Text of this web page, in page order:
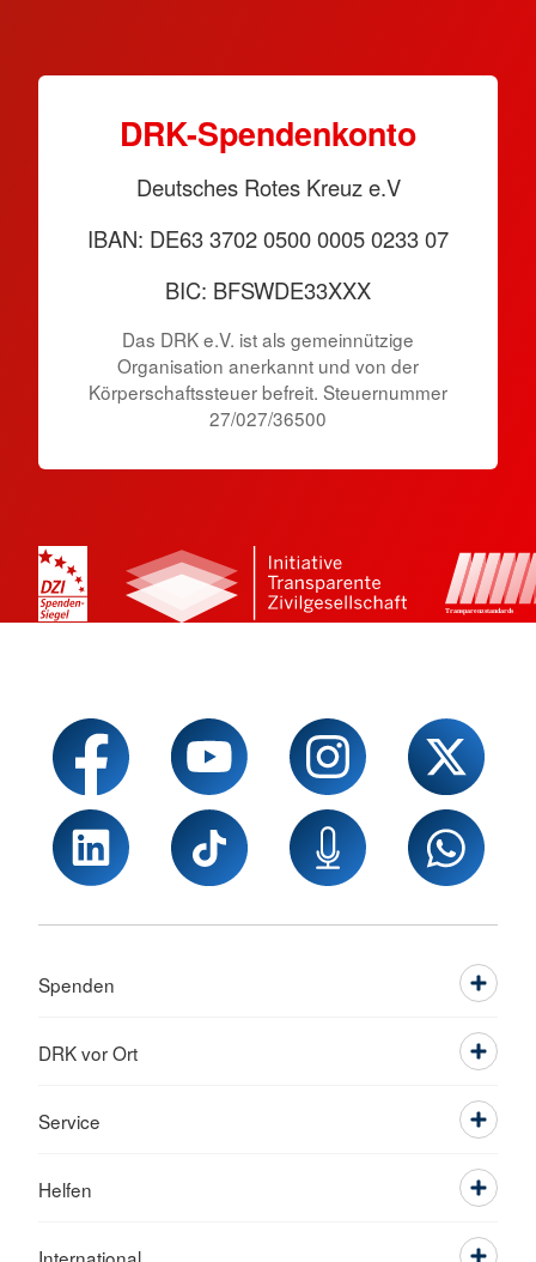
DRK-Spendenkonto
Deutsches Rotes Kreuz e.V
IBAN: DE63 3702 0500 0005 0233 07
BIC: BFSWDE33XXX
Das DRK e.V. ist als gemeinnützige
Organisation anerkannt und von der
Körperschaftssteuer befreit. Steuernummer
27/027/36500
Spenden
DRK vor Ort
Service
Helfen